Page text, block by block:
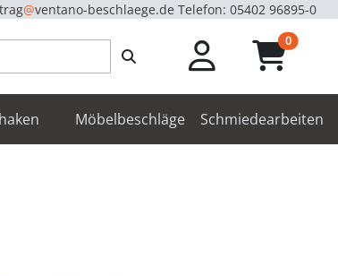
@ventano-beschlaege.de Telefon: 05402 96895-0
0unread
Möbelbeschläge Schmiedearbeiten